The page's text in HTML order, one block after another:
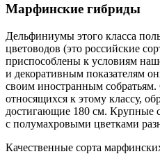
Марфинские гибриды
Дельфиниумы этого класса
цветоводов (это российские
приспособлены к условиям
и декоративным показателям
своим иностранным
относящихся к этому классу,
достигающие 180 см. Крупные
с полумахровыми цветками
Качественные сорта